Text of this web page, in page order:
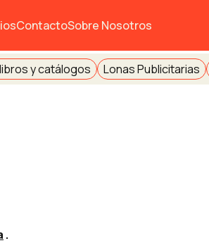
ContactoSobre Nosotros
y catálogos Lonas Publicitarias
.